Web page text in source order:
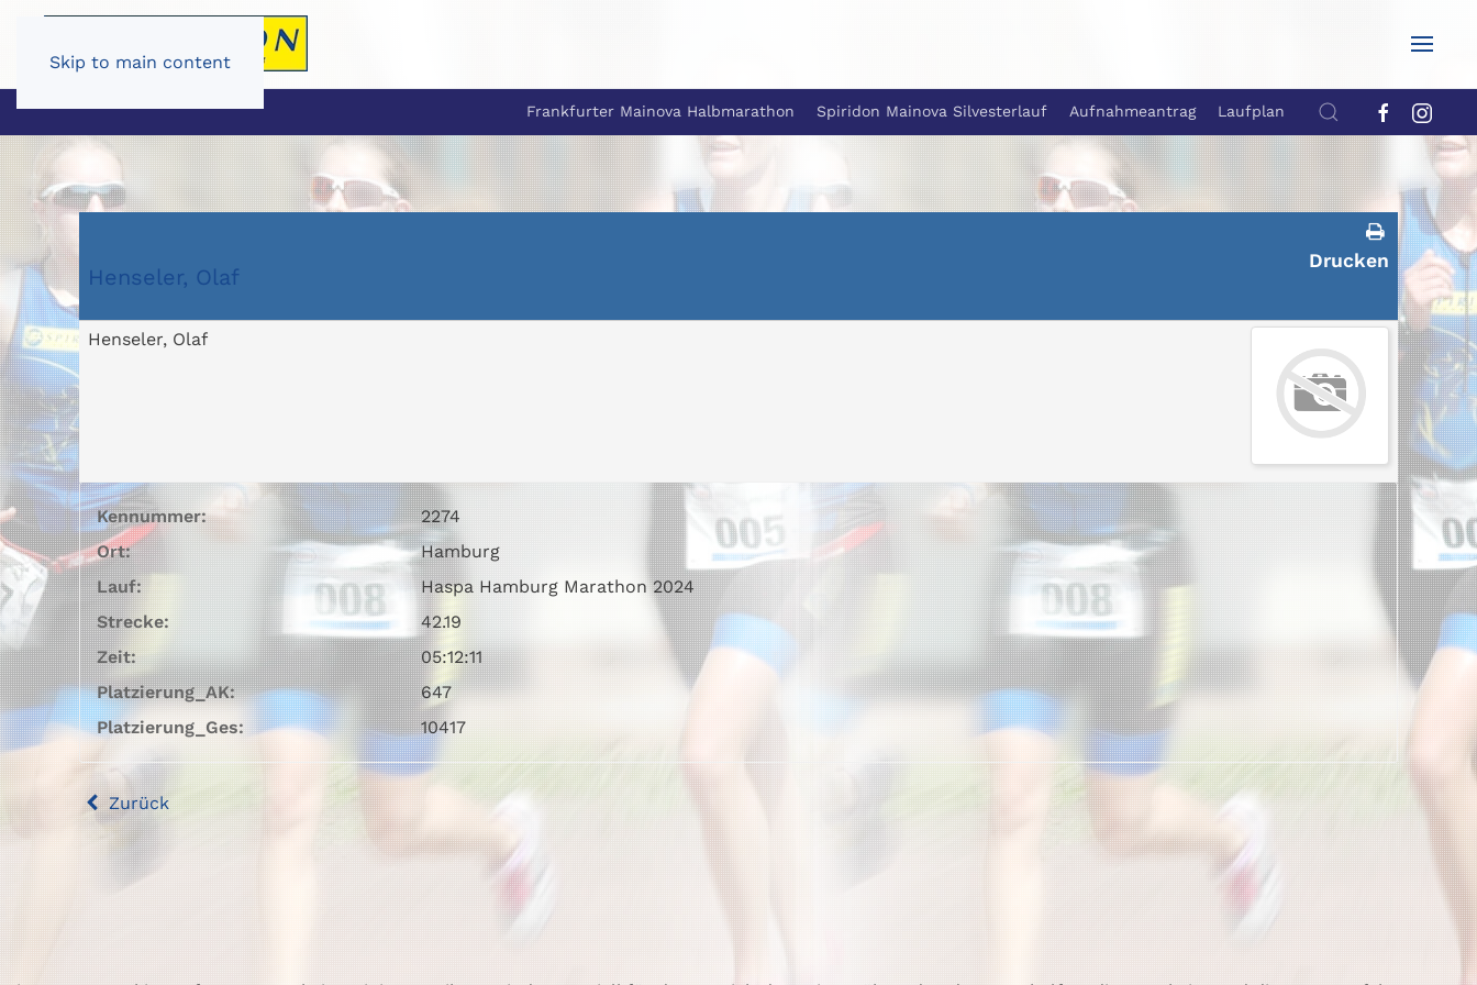
Skip to main content
Frankfurter Mainova Halbmarathon Spiridon Mainova Silvesterlauf Aufnahmeantrag Laufplan
Drucken
Henseler, Olaf
Henseler, Olaf
Kennummer:
2274
Ort:
Hamburg
Lauf:
Haspa Hamburg Marathon 2024
Strecke:
42.19
Zeit:
05:12:11
Platzierung_AK:
647
Platzierung_Ges:
10417
Zurück